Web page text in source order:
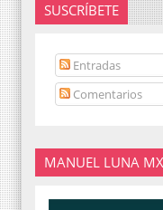
SUSCRÍBETE
Entradas
Comentarios
MANUEL LUNA MX